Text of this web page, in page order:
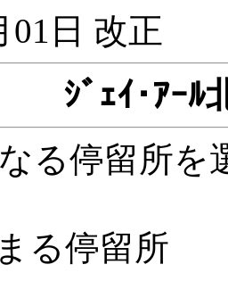
01日 改正
ｼﾞｪｲ･ｱｰﾙ
る停留所を
る停留所